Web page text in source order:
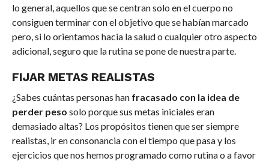
lo general, aquellos que se centran solo en el cuerpo no
consiguen terminar con el objetivo que se habían marcado
pero, si lo orientamos hacia la salud o cualquier otro aspecto
adicional, seguro que la rutina se pone de nuestra parte.
FIJAR METAS REALISTAS
¿Sabes cuántas personas han fracasado con la idea de
perder peso solo porque sus metas iniciales eran
demasiado altas? Los propósitos tienen que ser siempre
realistas, ir en consonancia con el tiempo que pasa y los
ejercicios que nos hemos programado como rutina o a favor